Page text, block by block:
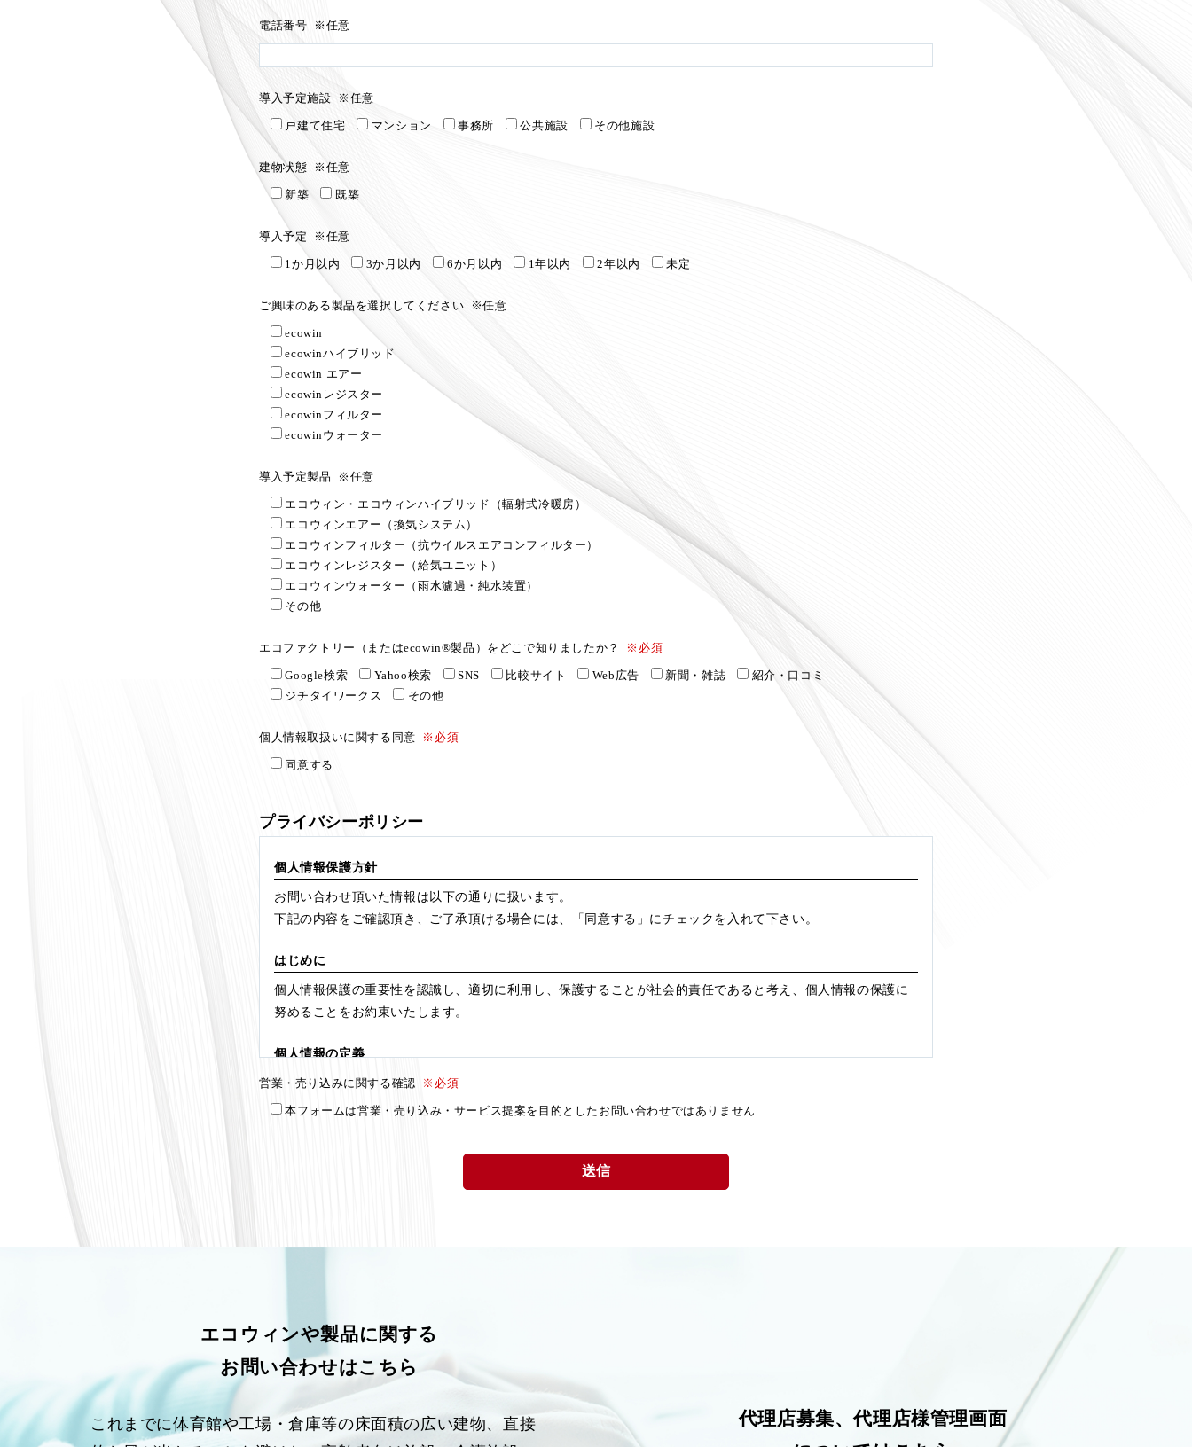
電話番号 ※任意
導入予定施設 ※任意
戸建て住宅 マンション 事務所 公共施設 その他施設
建物状態 ※任意
新築 既築
導入予定 ※任意
1か月以内 3か月以内 6か月以内 1年以内 2年以内 未定
ご興味のある製品を選択してください ※任意
ecowin
ecowinハイブリッド
ecowin エアー
ecowinレジスター
ecowinフィルター
ecowinウォーター
導入予定製品 ※任意
エコウィン・エコウィンハイブリッド（輻射式冷暖房）
エコウィンエアー（換気システム）
エコウィンフィルター（抗ウイルスエアコンフィルター）
エコウィンレジスター（給気ユニット）
エコウィンウォーター（雨水濾過・純水装置）
その他
エコファクトリー（またはecowin®製品）をどこで知りましたか？ ※必須
Google検索 Yahoo検索 SNS 比較サイト Web広告 新聞・雑誌
紹介・口コミ
ジチタイワークス
その他
個人情報取扱いに関する同意 ※必須
同意する
プライバシーポリシー
個人情報保護方針
お問い合わせ頂いた情報は以下の通りに扱います。
下記の内容をご確認頂き、ご了承頂ける場合には、「同意する」にチェックを入れて下さい。
はじめに
個人情報保護の重要性を認識し、適切に利用し、保護することが社会的責任であると考え、個人情報の保護に
努めることをお約束いたします。
個人情報の定義
個人情報とは、個人に関する情報であり、氏名、生年月日、性別、電話番号、電子メールアドレス、職業、勤
務先等の個人を識別できる情報のほか、オンラインの行動履歴など、ほかの情報と照合して特定の個人を識別
本情報はお問合せを頂いた皆様へ円滑なサービスをご提供するためにチームエコウィン認定設備代理店及び加
盟ビルダー、当社支社との情報を共有させて頂きます。あらかじめご了承ください。
各種のお問い合わせ対応
個人情報の第三者提供
営業・売り込みに関する確認 ※必須
本フォームは営業・売り込み・サービス提案を目的としたお問い合わせではありません
エコウィンや製品に関する
お問い合わせはこちら
これまでに体育館や工場・倉庫等の床面積の広い建物、直接
代理店募集、代理店様管理画面